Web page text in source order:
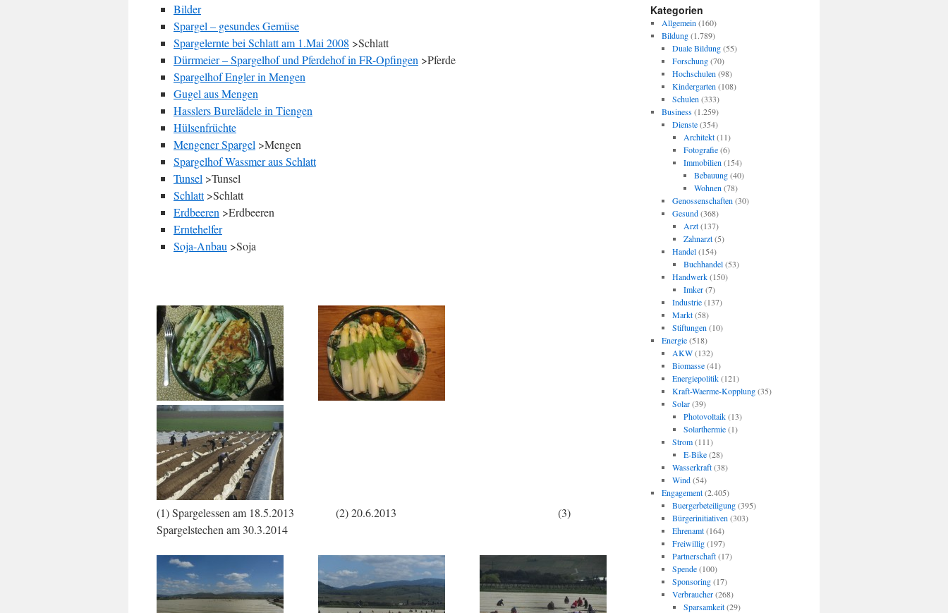
Bilder
Spargel – gesundes Gemüse
Spargelernte bei Schlatt am 1.Mai 2008 >Schlatt
Dürrmeier – Spargelhof und Pferdehof in FR-Opfingen >Pferde
Spargelhof Engler in Mengen
Gugel aus Mengen
Hasslers Burelädele in Tiengen
Hülsenfrüchte
Mengener Spargel >Mengen
Spargelhof Wassmer aus Schlatt
Tunsel >Tunsel
Schlatt>Schlatt
Erdbeeren >Erdbeeren
Erntehelfer
Soja-Anbau >Soja
(1) Spargelessen am 18.5.2013 (2) 20.6.2013 (3)
Spargelstechen am 30.3.2014
Kategorien
Allgemein (160)
Bildung(1.789)
Duale Bildung(55)
Forschung(70)
Hochschulen (98)
Kindergarten (108)
Schulen (333)
Business(1.259)
Dienste(354)
Architekt(11)
Fotografie(6)
Immobilien (154)
Bebauung(40)
Wohnen (78)
Genossenschaften (30)
Gesund(368)
Arzt(137)
Zahnarzt(5)
Handel(154)
Buchhandel(53)
Handwerk(150)
Imker(7)
Industrie(137)
Markt(58)
Stiftungen (10)
Energie(518)
AKW(132)
Biomasse(41)
Energiepolitik(121)
Kraft-Waerme-Kopplung(35)
Solar(39)
Photovoltaik(13)
Solarthermie(1)
Strom(111)
E-Bike(28)
Wasserkraft(38)
Wind(54)
Engagement(2.405)
Buergerbeteiligung(395)
Bürgerinitiativen (303)
Ehrenamt(164)
Freiwillig(197)
Partnerschaft(17)
Spende(100)
Sponsoring(17)
Verbraucher(268)
Sparsamkeit(29)